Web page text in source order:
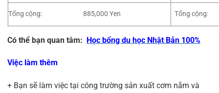
Tổng cộng: 885,000 Yen Tổng
Có thể bạn quan tâm: Học bổng du học Nhật Bản 100%
Việc làm thêm
+ Bạn sẽ làm việc tại công trường sản xuất cơm nắm và